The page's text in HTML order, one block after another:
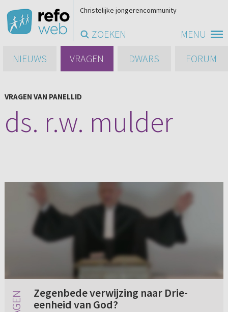
MENU
Christelijke jongerencommunity
ZOEKEN
NIEUWS
VRAGEN DWARS FORUM
VRAGEN VAN PANELLID
ds. r.w. mulder
Zegenbede verwijzing naar Drie-
eenheid van God?